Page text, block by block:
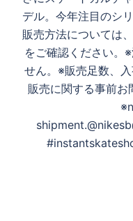
デル。今年注目のシ
販売方法については
をご確認ください。
せん。※販売足数、
販売に関する事前お